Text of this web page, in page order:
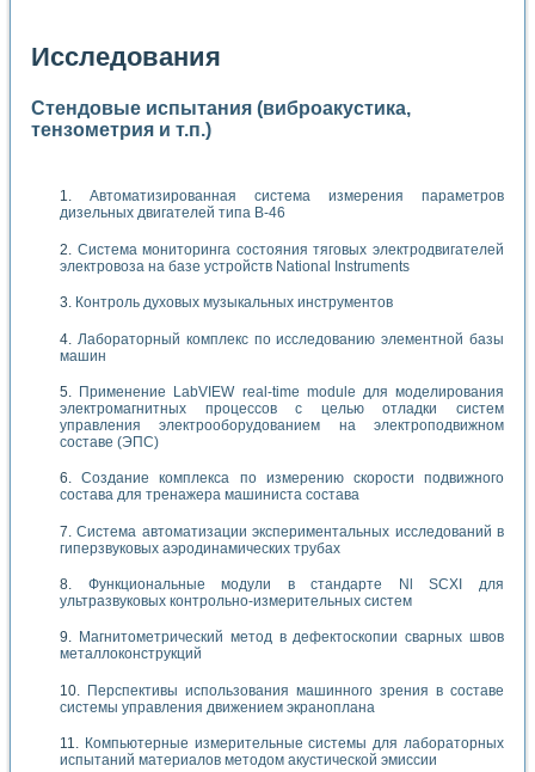
Исследования
Стендовые испытания (виброакустика,
тензометрия и т.п.)
Автоматизированная система измерения параметров
дизельных двигателей типа В-46
Система мониторинга состояния тяговых электродвигателей
электровоза на базе устройств National Instruments
Контроль духовых музыкальных инструментов
Лабораторный комплекс по исследованию элементной базы
машин
Применение LabVIEW real-time module для моделирования
электромагнитных процессов с целью отладки систем
управления электрооборудованием на электроподвижном
составе (ЭПС)
Создание комплекса по измерению скорости подвижного
состава для тренажера машиниста состава
Система автоматизации экспериментальных исследований в
гиперзвуковых аэродинамических трубах
Функциональные модули в стандарте Nl SCXI для
ультразвуковых контрольно-измерительных систем
Магнитометрический метод в дефектоскопии сварных швов
металлоконструкций
Перспективы использования машинного зрения в составе
системы управления движением экраноплана
Компьютерные измерительные системы для лабораторных
испытаний материалов методом акустической эмиссии